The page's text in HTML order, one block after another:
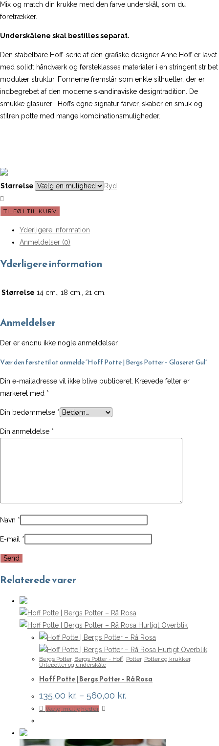
Mix og match din krukke med den farve underskål, som du
foretrækker.
Underskålene skal bestilles separat.
Den stabelbare Hoff-serie af den grafiske designer Anne Hoff er lavet
med solidt håndværk og førsteklasses materialer i en stringent stribet
modulær struktur. Formerne fremstår som enkle silhuetter, der er
indbegrebet af den moderne skandinaviske designtradition. De
smukke glasurer i Hoffs egne signatur farver, skaber en smuk og
stilren potte med mange kombinationsmuligheder.
Størrelse Ryd
Hoff
Potter
Gul
TILFØJ TIL KURV
Yderligere information
Anmeldelser (0)
Yderligere information
Størrelse 14 cm., 18 cm., 21 cm.
Anmeldelser
Der er endnu ikke nogle anmeldelser.
Vær den første til at anmelde “Hoff Potte | Bergs Potter – Glaseret Gul”
Din e-mailadresse vil ikke blive publiceret. Krævede felter er
markeret med *
Din bedømmelse *
Din anmeldelse *
Navn *
E-mail *
Relaterede varer
Hurtigt Overblik
Hurtigt Overblik
Bergs Potter, Bergs Potter - Hoff Potter, Potter og krukker,
Urtepotter og underskåle
Hoff Potte | Bergs Potter – Rå Rosa
135,00 kr. – 560,00 kr.
Vælg muligheder